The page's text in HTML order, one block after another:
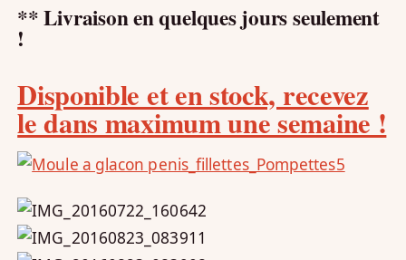
** Livraison en quelques jours seulement
!
Disponible et en stock, recevez
le dans maximum une semaine !